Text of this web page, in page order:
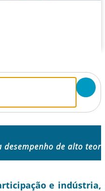
desempenho de alto teor
e indústria,